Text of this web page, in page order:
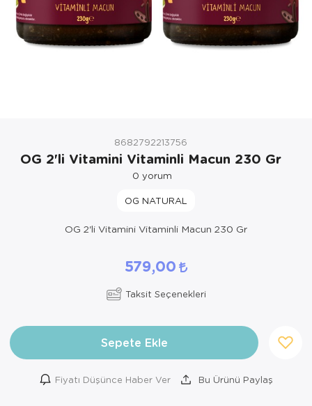
8682792213756
OG 2'li Vitamini Vitaminli Macun 230 Gr
0 yorum
OG NATURAL
OG 2'li Vitamini Vitaminli Macun 230 Gr
579,00
Taksit Seçenekleri
Sepete Ekle
Fiyatı Düşünce Haber Ver Bu Ürünü Paylaş